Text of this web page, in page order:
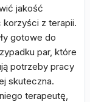
jakość
z terapii.
gotowe do
par, które
potrzeby pracy
skuteczna.
terapeutę,